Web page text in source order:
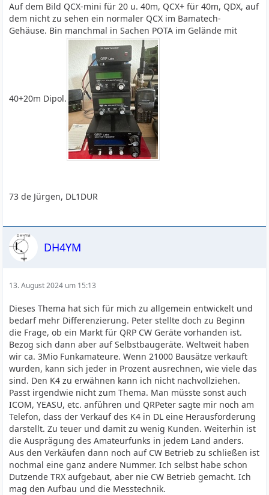
Auf dem Bild QCX-mini für 20 u. 40m, QCX+ für 40m, QDX, auf
dem nicht zu sehen ein normaler QCX im Bamatech-
Gehäuse. Bin manchmal in Sachen POTA im Gelände mit
40+20m Dipol.
73 de Jürgen, DL1DUR
DH4YM
13. August 2024 um 15:13
Dieses Thema hat sich für mich zu allgemein entwickelt und
bedarf mehr Differenzierung. Peter stellte doch zu Beginn
die Frage, ob ein Markt für QRP CW Geräte vorhanden ist.
Bezog sich dann aber auf Selbstbaugeräte. Weltweit haben
wir ca. 3Mio Funkamateure. Wenn 21000 Bausätze verkauft
wurden, kann sich jeder in Prozent ausrechnen, wie viele das
sind. Den K4 zu erwähnen kann ich nicht nachvollziehen.
Passt irgendwie nicht zum Thema. Man müsste sonst auch
ICOM, YEASU, etc. anführen und QRPeter sagte mir noch am
Telefon, dass der Verkauf des K4 in DL eine Herausforderung
darstellt. Zu teuer und damit zu wenig Kunden. Weiterhin ist
die Ausprägung des Amateurfunks in jedem Land anders.
Aus den Verkäufen dann noch auf CW Betrieb zu schließen ist
nochmal eine ganz andere Nummer. Ich selbst habe schon
Dutzende TRX aufgebaut, aber nie CW Betrieb gemacht. Ich
mag den Aufbau und die Messtechnik.